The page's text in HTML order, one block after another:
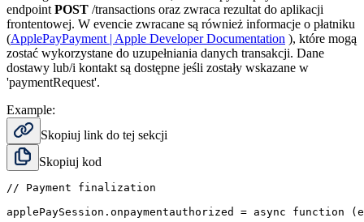
endpoint POST /transactions oraz zwraca rezultat do aplikacji
frontentowej. W evencie zwracane są również informacje o płatniku
(ApplePayPayment | Apple Developer Documentation ), które mogą
zostać wykorzystane do uzupełniania danych transakcji. Dane
dostawy lub/i kontakt są dostępne jeśli zostały wskazane w
'paymentRequest'.
Example:
Skopiuj link do tej sekcji
Skopiuj kod
// Payment finalization
applePaySession.onpaymentauthorized = async function